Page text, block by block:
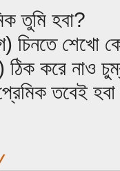
তুমি হবা?
চিনতে শেখো
করে নাও
তবেই